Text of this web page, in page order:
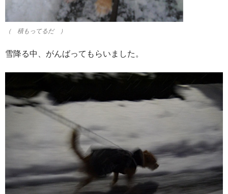
（ 積もってるだ ）
雪降る中、がんばってもらいました。